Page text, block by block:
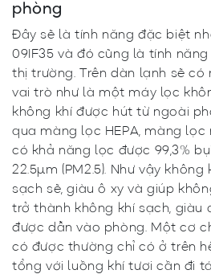
phòng
Đây sẽ là tính năng đặc biệt
09IF35 và đó cũng là tính
thị trường. Trên dàn lạnh sẽ
vai trò như là một máy lọc
không khí được hút từ ngoài
qua màng lọc HEPA, màng
có khả năng lọc được 99,3%
22.5μm (PM2.5). Như vậy
sạch sẽ, giàu ô xy và giúp
trở thành không khí sạch, giàu
được dẫn vào phòng. Một cơ
có được thường chỉ có ở trên
tổng với luồng khí tươi cần đi